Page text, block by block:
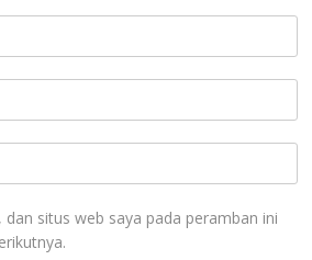
situs web saya pada peramban ini